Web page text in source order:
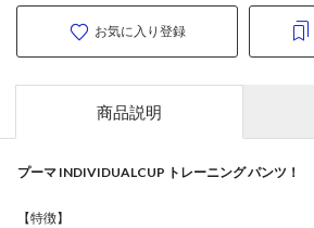
お気に入り登録
商品説明
プーマ INDIVIDUALCUP トレーニング パンツ！
【特徴】